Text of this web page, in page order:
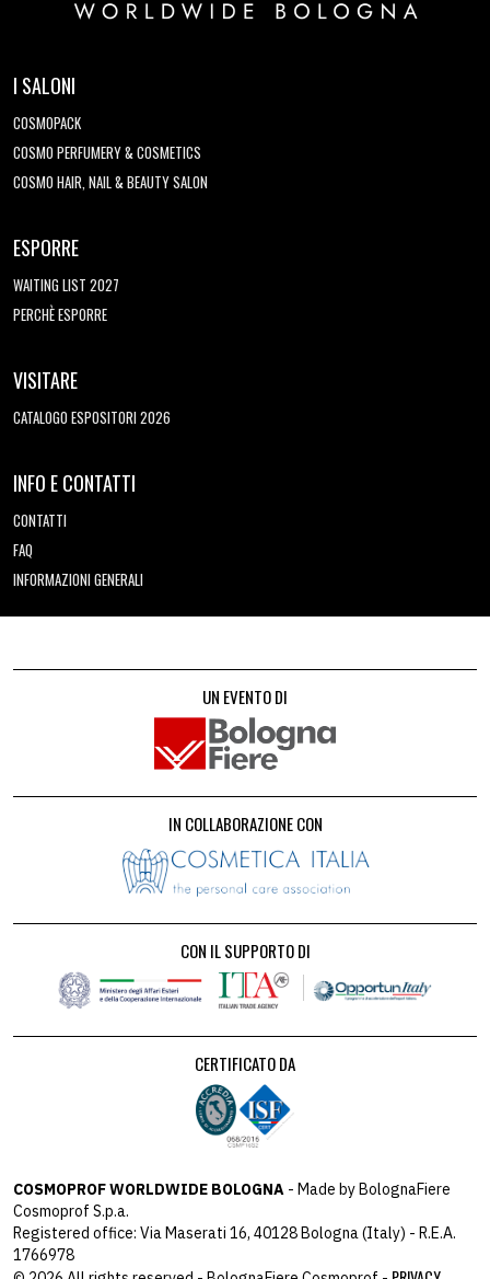
I SALONI
COSMOPACK
COSMO PERFUMERY & COSMETICS
COSMO HAIR, NAIL & BEAUTY SALON
ESPORRE
WAITING LIST 2027
PERCHÈ ESPORRE
VISITARE
CATALOGO ESPOSITORI 2026
INFO E CONTATTI
CONTATTI
FAQ
INFORMAZIONI GENERALI
UN EVENTO DI
IN COLLABORAZIONE CON
CON IL SUPPORTO DI
CERTIFICATO DA
COSMOPROF WORLDWIDE BOLOGNA - Made by BolognaFiere
Cosmoprof S.p.a.
Registered office: Via Maserati 16, 40128 Bologna (Italy) - R.E.A.
1766978